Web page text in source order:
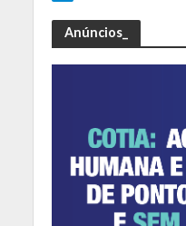
Anúncios_